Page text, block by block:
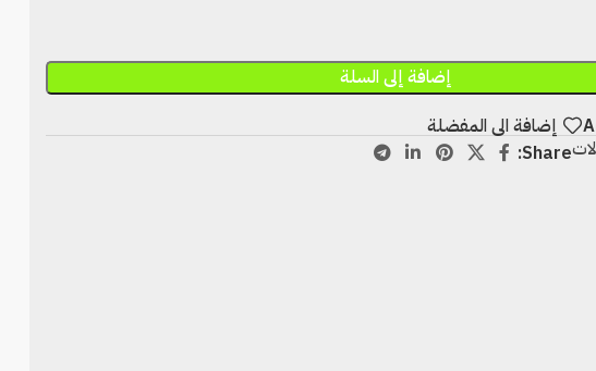
إضافة إلى السلة
إضافة الى المفضلة
Share: